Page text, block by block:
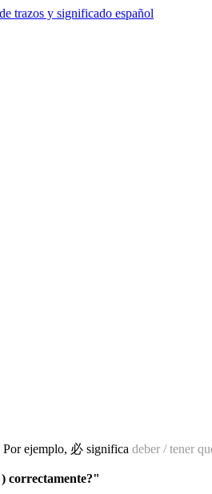
Por ejemplo, 必 significa deber / tener
correctamente?"